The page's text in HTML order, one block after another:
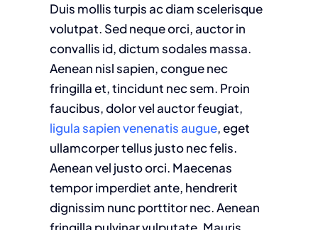
Duis mollis turpis ac diam scelerisque
volutpat. Sed neque orci, auctor in
convallis id, dictum sodales massa.
Aenean nisl sapien, congue nec
fringilla et, tincidunt nec sem. Proin
faucibus, dolor vel auctor feugiat,
ligula sapien venenatis augue, eget
ullamcorper tellus justo nec felis.
Aenean vel justo orci. Maecenas
tempor imperdiet ante, hendrerit
dignissim nunc porttitor nec. Aenean